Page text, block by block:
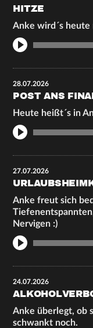
HITZE
Anke wird´s heute
28.07.2026
POST ANS
Heute heißt´s in
27.07.2026
Anke freut sich
Nervigen :)
24.07.2026
Anke überlegt, ob
schwankt noch.